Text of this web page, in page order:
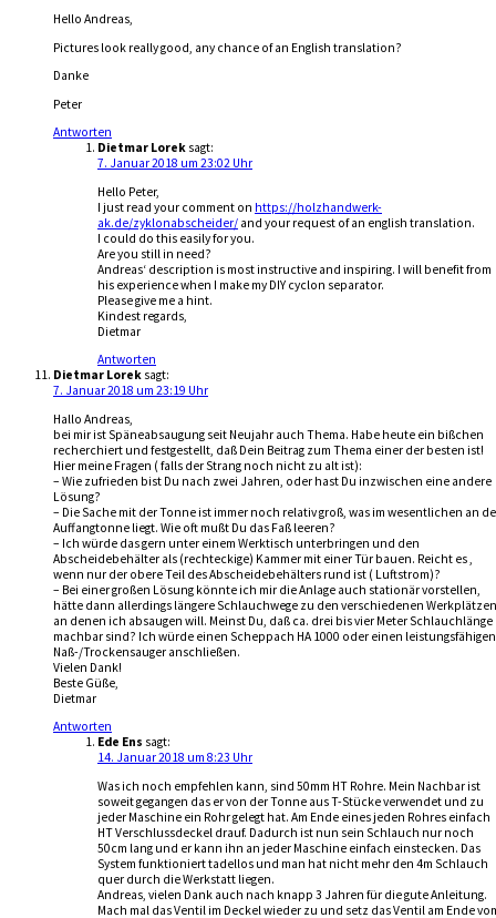
Hello Andreas,
Pictures look really good, any chance of an English translation?
Danke
Peter
Antworten
Dietmar Lorek sagt:
7. Januar 2018 um 23:02 Uhr
Hello Peter,
I just read your comment on https://holzhandwerk-
ak.de/zyklonabscheider/ and your request of an english translation.
I could do this easily for you.
Are you still in need?
Andreas‘ description is most instructive and inspiring. I will benefit from
his experience when I make my DIY cyclon separator.
Please give me a hint.
Kindest regards,
Dietmar
Antworten
Dietmar Lorek sagt:
7. Januar 2018 um 23:19 Uhr
Hallo Andreas,
bei mir ist Späneabsaugung seit Neujahr auch Thema. Habe heute ein bißchen
recherchiert und festgestellt, daß Dein Beitrag zum Thema einer der besten ist!
Hier meine Fragen ( falls der Strang noch nicht zu alt ist):
– Wie zufrieden bist Du nach zwei Jahren, oder hast Du inzwischen eine andere
Lösung?
– Die Sache mit der Tonne ist immer noch relativ groß, was im wesentlichen an
Auffangtonne liegt. Wie oft mußt Du das Faß leeren?
– Ich würde das gern unter einem Werktisch unterbringen und den
Abscheidebehälter als (rechteckige) Kammer mit einer Tür bauen. Reicht es ,
wenn nur der obere Teil des Abscheidebehälters rund ist ( Luftstrom)?
– Bei einer großen Lösung könnte ich mir die Anlage auch stationär vorstellen,
hätte dann allerdings längere Schlauchwege zu den verschiedenen
an denen ich absaugen will. Meinst Du, daß ca. drei bis vier Meter Schlauchlänge
machbar sind? Ich würde einen Scheppach HA 1000 oder einen leistungsfähigen
Naß-/Trockensauger anschließen.
Vielen Dank!
Beste Güße,
Dietmar
Antworten
Ede Ens sagt:
14. Januar 2018 um 8:23 Uhr
Was ich noch empfehlen kann, sind 50mm HT Rohre. Mein Nachbar ist
soweit gegangen das er von der Tonne aus T-Stücke verwendet und zu
jeder Maschine ein Rohr gelegt hat. Am Ende eines jeden Rohres einfach
HT Verschlussdeckel drauf. Dadurch ist nun sein Schlauch nur noch
50cm lang und er kann ihn an jeder Maschine einfach einstecken. Das
System funktioniert tadellos und man hat nicht mehr den 4m Schlauch
quer durch die Werkstatt liegen.
Andreas, vielen Dank auch nach knapp 3 Jahren für die gute Anleitung.
Mach mal das Ventil im Deckel wieder zu und setz das Ventil am Ende